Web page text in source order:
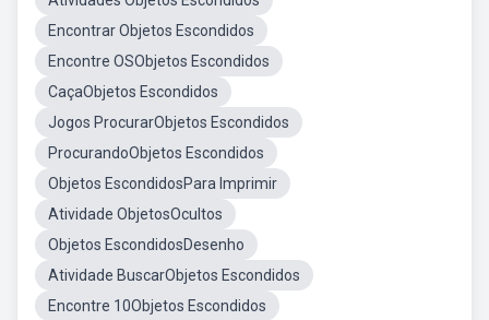
Encontrar Objetos Escondidos
Encontre OSObjetos Escondidos
CaçaObjetos Escondidos
Jogos ProcurarObjetos Escondidos
ProcurandoObjetos Escondidos
Objetos EscondidosPara Imprimir
Atividade ObjetosOcultos
Objetos EscondidosDesenho
Atividade BuscarObjetos Escondidos
Encontre 10Objetos Escondidos